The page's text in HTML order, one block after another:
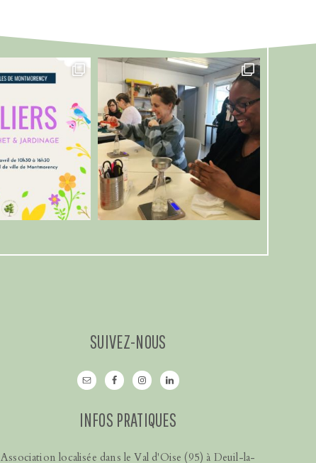
SUIVEZ-NOUS
INFOS PRATIQUES
Association localisée dans le Val d'Oise (95) à Deuil-la-